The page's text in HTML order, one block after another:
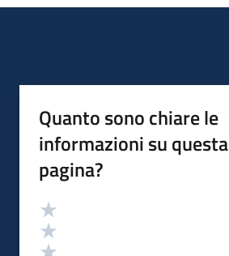
Quanto sono chiare le
informazioni su questa
pagina?
Valutazione